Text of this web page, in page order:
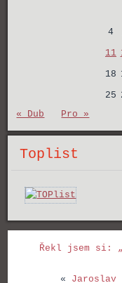
4
11
18
25
« Dub
Pro »
Toplist
Řekl jsem si:
« Jaroslav